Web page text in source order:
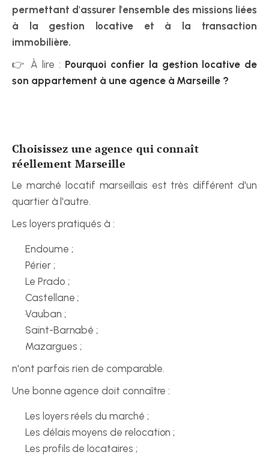
permettant d'assurer l'ensemble des missions liées
à la gestion locative et à la transaction
immobilière.
👉 À lire : Pourquoi confier la gestion locative de
son appartement à une agence à Marseille ?
Choisissez une agence qui connaît
réellement Marseille
Le marché locatif marseillais est très différent d'un
quartier à l'autre.
Les loyers pratiqués à :
Endoume ;
Périer ;
Le Prado ;
Castellane ;
Vauban ;
Saint-Barnabé ;
Mazargues ;
n'ont parfois rien de comparable.
Une bonne agence doit connaître :
Les loyers réels du marché ;
Les délais moyens de relocation ;
Les profils de locataires ;